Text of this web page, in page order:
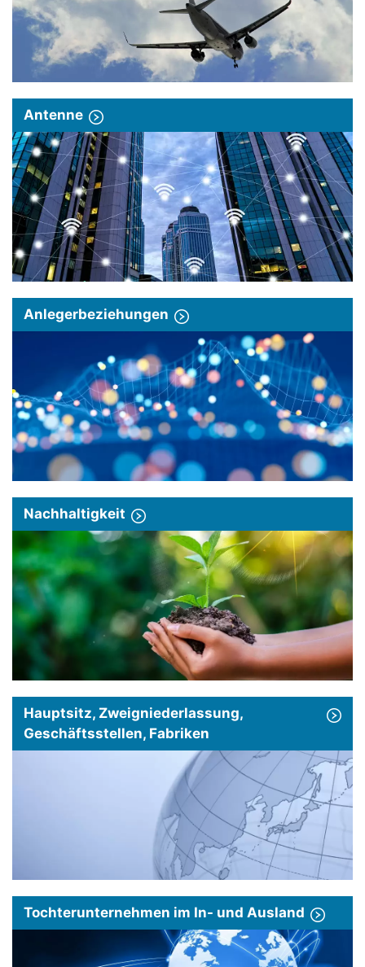
Antenne
Anlegerbeziehungen
Nachhaltigkeit
Hauptsitz, Zweigniederlassung,
Geschäftsstellen, Fabriken
Tochterunternehmen im In- und Ausland